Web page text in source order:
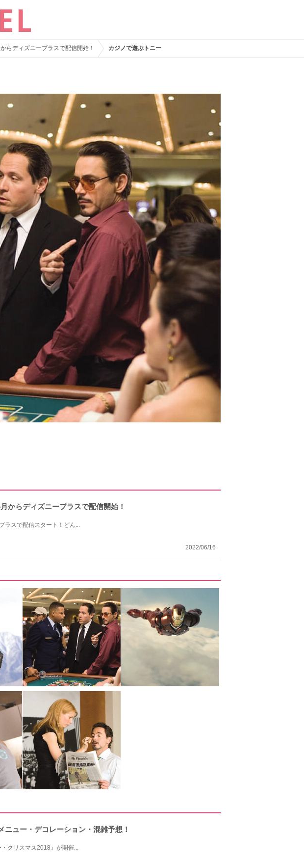
らディズニープラスで配信開始！ カジノで遊ぶトニー
からディズニープラスで配信開始！
ラスで配信スタート！どん...
2022/06/16
ニュー・デコレーション・混雑予想！
クリスマス2018』が開催...